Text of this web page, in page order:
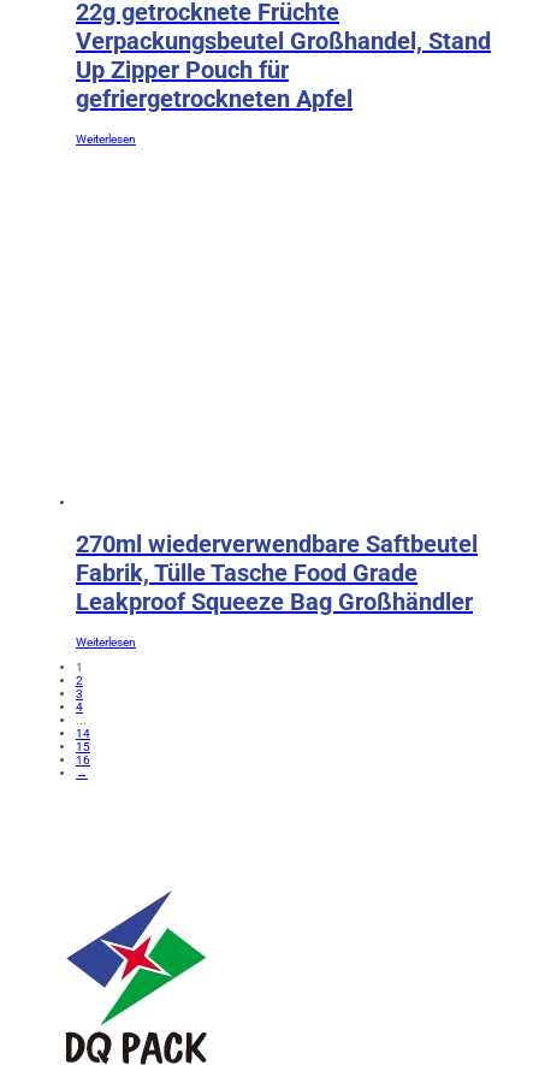
22g getrocknete Früchte
Verpackungsbeutel Großhandel, Stand
Up Zipper Pouch für
gefriergetrockneten Apfel
Weiterlesen
270ml wiederverwendbare Saftbeutel
Fabrik, Tülle Tasche Food Grade
Leakproof Squeeze Bag Großhändler
Weiterlesen
1
2
3
4
...
14
15
16
→